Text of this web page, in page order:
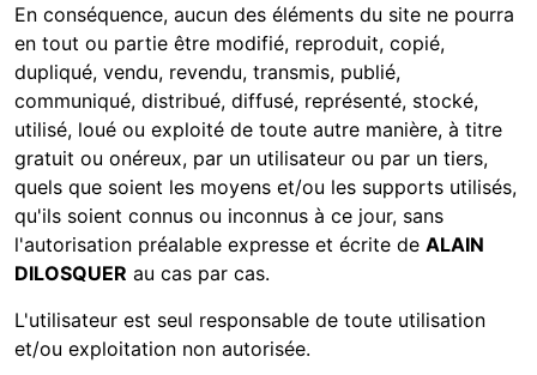
En conséquence, aucun des éléments du site ne pourra
en tout ou partie être modifié, reproduit, copié,
dupliqué, vendu, revendu, transmis, publié,
communiqué, distribué, diffusé, représenté, stocké,
utilisé, loué ou exploité de toute autre manière, à titre
gratuit ou onéreux, par un utilisateur ou par un tiers,
quels que soient les moyens et/ou les supports utilisés,
qu'ils soient connus ou inconnus à ce jour, sans
l'autorisation préalable expresse et écrite de ALAIN
DILOSQUER au cas par cas.
L'utilisateur est seul responsable de toute utilisation
et/ou exploitation non autorisée.